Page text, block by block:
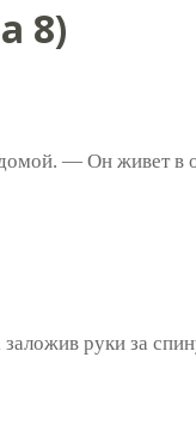
8)
— Он живет в
руки за